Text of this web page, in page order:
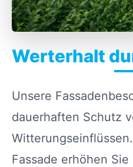
Werterhalt
Unsere
dauerhaften Schutz
Fassade erhöhen